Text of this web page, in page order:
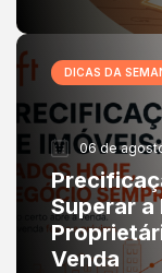
DICAS DA
06 de
Superar a
Venda